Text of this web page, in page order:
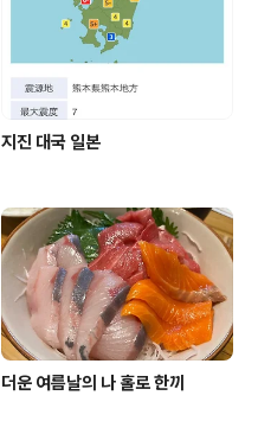
지진 대국 일본
더운 여름날의 나 홀로 한끼